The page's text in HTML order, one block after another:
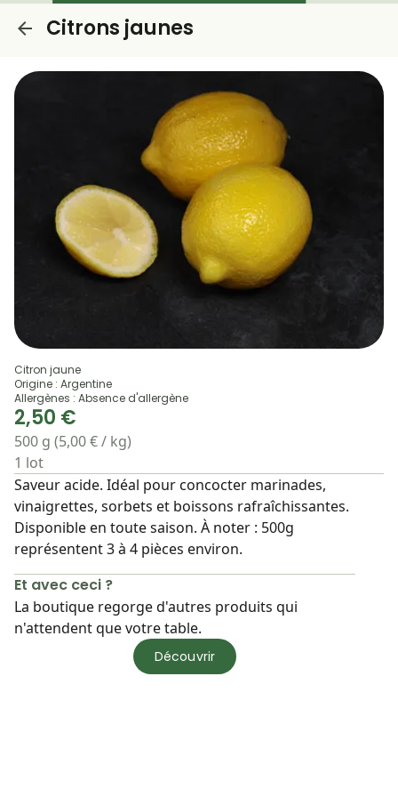
Citrons jaunes
Citron jaune
Origine : Argentine
Allergènes : Absence d'allergène
2,50 €
500 g (5,00 € / kg)
1 lot
Saveur acide. Idéal pour concocter marinades,
vinaigrettes, sorbets et boissons rafraîchissantes.
Disponible en toute saison. À noter : 500g
représentent 3 à 4 pièces environ.
Et avec ceci ?
La boutique regorge d'autres produits qui
n'attendent que votre table.
Découvrir